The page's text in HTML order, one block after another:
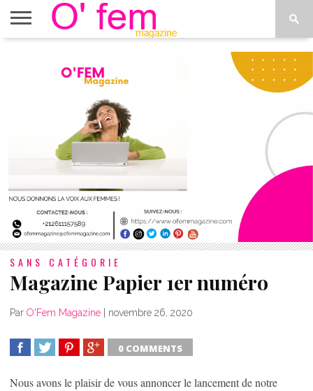
ÉTOILES
SANS CATÉGORIE
Magazine Papier 1er numéro
Par O'Fem Magazine | novembre 26, 2020
0 COMMENTS
Nous avons le plaisir de vous annoncer le lancement de notre